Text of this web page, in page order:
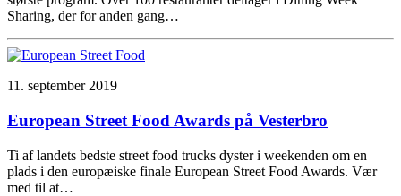
Sharing, der for anden gang…
11. september 2019
European Street Food Awards på Vesterbro
Ti af landets bedste street food trucks dyster i weekenden om en
plads i den europæiske finale European Street Food Awards. Vær
med til at…